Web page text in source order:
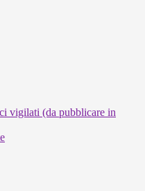
vigilati (da pubblicare in